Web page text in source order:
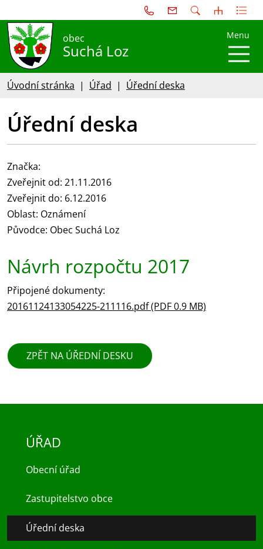
obec
Suchá Loz
Menu
Úvodní stránka Úřad Úřední deska
Úřední deska
Značka:
Zveřejnit od: 21.11.2016
Zveřejnit do: 6.12.2016
Oblast: Oznámení
Původce: Obec Suchá Loz
Návrh rozpočtu 2017
Připojené dokumenty:
20161124133054225-211116.pdf (PDF 0.9 MB)
ZPĚT NA ÚŘEDNÍ DESKU
ÚŘAD
Obecní úřad
Zastupitelstvo obce
Úřední deska